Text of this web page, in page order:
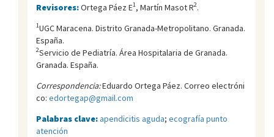
Revisores:Ortega Páez E1, Martín Masot R2.
1UGC Maracena. Distrito Granada-Metropolitano. Granada.
España.
2Servicio de Pediatría. Área Hospitalaria de Granada.
Granada. España.
Correspondencia:Eduardo Ortega Páez. Correo electróni
co: edortegap@gmail.com
Palabras clave:apendicitis aguda; ecografía punto
atención